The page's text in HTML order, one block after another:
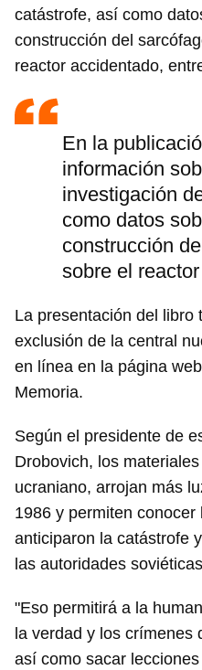
catástrofe, así como
construcción del
reactor accidentado,
En la
información
investigación
como datos
construcción
sobre el
La presentación del libro
exclusión de la central
en línea en la página
Memoria.
Según el presidente de
Drobovich, los
ucraniano, arrojan más
1986 y permiten conocer
anticiparon la catástrofe
las autoridades
"Eso permitirá a la
la verdad y los crímenes
así como sacar